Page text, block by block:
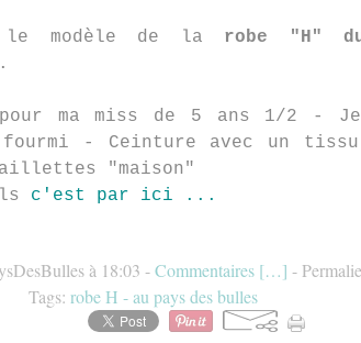
modèle de la robe "H"
.
ma miss de 5 ans 1/2 -
fourmi - Ceinture avec un tissu
"maison"
c'est par ici ...
à 18:03 -Commentaires […] -
Tags: robe H - au pays des bulles